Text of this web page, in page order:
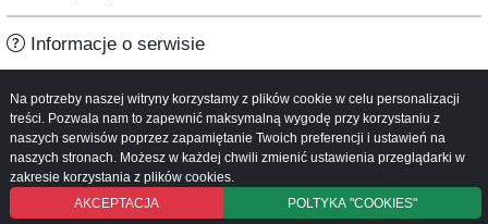
Informacje o serwisie
Mapa serwisu
Instrukcja obsługi
Na potrzeby naszej witryny korzystamy z plików cookie w celu personalizacji
treści. Pozwala nam to zapewnić maksymalną wygodę przy korzystaniu z
naszych serwisów poprzez zapamiętanie Twoich preferencji i ustawień na
naszych stronach. Możesz w każdej chwili zmienić ustawienia przeglądarki w
zakresie korzystania z plików cookies.
AKCEPTACJA
POLTYKA "COOKIES"